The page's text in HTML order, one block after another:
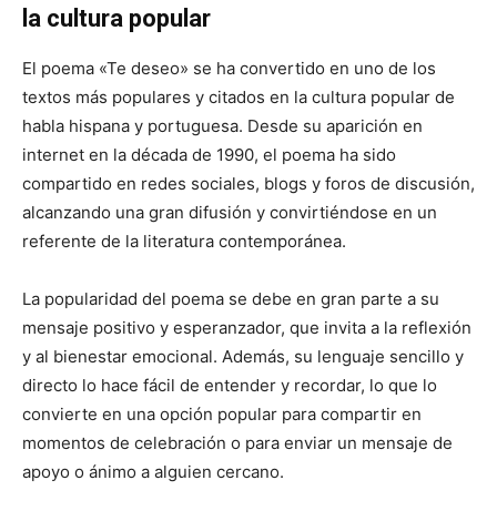
la cultura popular
El poema «Te deseo» se ha convertido en uno de los
textos más populares y citados en la cultura popular de
habla hispana y portuguesa. Desde su aparición en
internet en la década de 1990, el poema ha sido
compartido en redes sociales, blogs y foros de discusión,
alcanzando una gran difusión y convirtiéndose en un
referente de la literatura contemporánea.
La popularidad del poema se debe en gran parte a su
mensaje positivo y esperanzador, que invita a la reflexión
y al bienestar emocional. Además, su lenguaje sencillo y
directo lo hace fácil de entender y recordar, lo que lo
convierte en una opción popular para compartir en
momentos de celebración o para enviar un mensaje de
apoyo o ánimo a alguien cercano.